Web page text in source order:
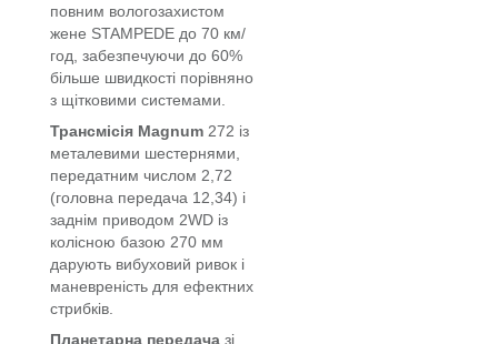
повним вологозахистом
жене STAMPEDE до 70 км/
год, забезпечуючи до 60%
більше швидкості порівняно
з щітковими системами.
Трансмісія Magnum 272 із
металевими шестернями,
передатним числом 2,72
(головна передача 12,34) і
заднім приводом 2WD із
колісною базою 270 мм
дарують вибуховий ривок і
маневреність для ефектних
стрибків.
Планетарна передача зі